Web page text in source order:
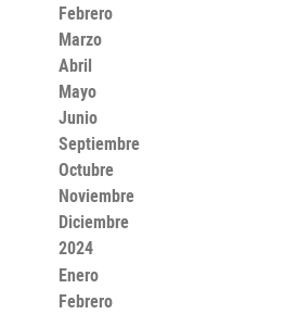
Febrero
Marzo
Abril
Mayo
Junio
Septiembre
Octubre
Noviembre
Diciembre
2024
Enero
Febrero